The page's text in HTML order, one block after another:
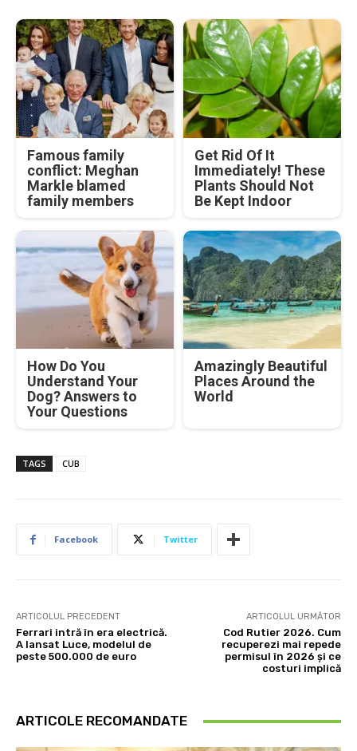
Famous family
conflict: Meghan
Markle blamed
family members
Get Rid Of It
Immediately! These
Plants Should Not
Be Kept Indoor
How Do You
Understand Your
Dog? Answers to
Your Questions
Amazingly Beautiful
Places Around the
World
TAGS CUB
Facebook Twitter
ARTICOLUL PRECEDENT
Ferrari intră în era electrică.
A lansat Luce, modelul de
peste 500.000 de euro
ARTICOLUL URMĂTOR
Cod Rutier 2026. Cum
recuperezi mai repede
permisul în 2026 și ce
costuri implică
ARTICOLE RECOMANDATE